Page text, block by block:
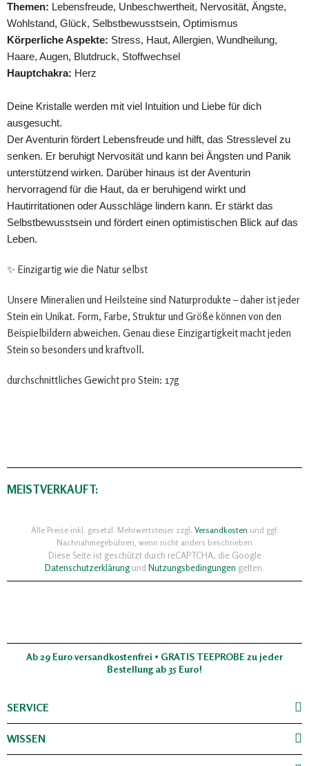
Themen: Lebensfreude, Unbeschwertheit, Nervosität, Ängste,
Wohlstand, Glück, Selbstbewusstsein, Optimismus
Körperliche Aspekte: Stress, Haut, Allergien, Wundheilung,
Haare, Augen, Blutdruck, Stoffwechsel
Hauptchakra: Herz
Deine Kristalle werden mit viel Intuition und Liebe für dich
ausgesucht.
Der Aventurin fördert Lebensfreude und hilft, das Stresslevel zu
senken. Er beruhigt Nervosität und kann bei Ängsten und Panik
unterstützend wirken. Darüber hinaus ist der Aventurin
hervorragend für die Haut, da er beruhigend wirkt und
Hautirritationen oder Ausschläge lindern kann. Er stärkt das
Selbstbewusstsein und fördert einen optimistischen Blick auf das
Leben.
✨ Einzigartig wie die Natur selbst
Unsere Mineralien und Heilsteine sind Naturprodukte – daher ist jeder
Stein ein Unikat. Form, Farbe, Struktur und Größe können von den
Beispielbildern abweichen. Genau diese Einzigartigkeit macht jeden
Stein so besonders und kraftvoll.
durchschnittliches Gewicht pro Stein: 17g
MEISTVERKAUFT:
Alle Preise inkl. gesetzl. Mehrwertsteuer zzgl. Versandkosten und ggf.
Nachnahmegebühren, wenn nicht anders beschrieben
Diese Seite ist geschützt durch reCAPTCHA, die Google
Datenschutzerklärungund Nutzungsbedingungen gelten.
Ab 29 Euro versandkostenfrei • GRATIS TEEPROBE zu jeder
Bestellung ab 35 Euro!
SERVICE
WISSEN